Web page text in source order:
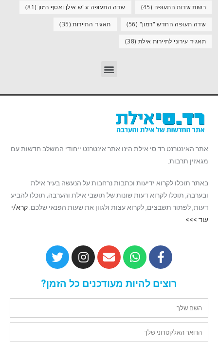
רשות שדות התעופה (45) שדה התעופה ע"ש אילן ואסף רמון (81)
שדה תעופה החדש "רמון" (56) תאגיד התיירות(35)
תאגיד עירוני לתיירות אילת (38)
אתר האינטרנט רד סי אילת הינו אתר אינטרנט ייחודי המשלב חדשות עם
מגאזין תרבות.
באתר תוכלו לקרוא ידיעות וכתבות נרחבות על הנעשה בעיר אילת
ובערבה, תוכלו לקרוא דעות שונות של תושבי אילת והערבה, תוכלו להביע
דעות, לפתור תשבצים, לקרוא עצות ולגוון את שעות הפנאי שלכם. קרא/י
עוד >>>
רוצים להיות מעודכנים כל הזמן?